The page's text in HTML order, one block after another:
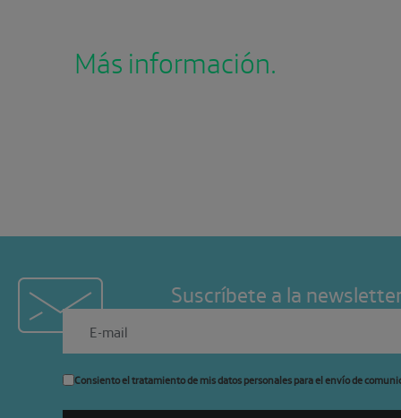
Más información.
Suscríbete a la
Consiento el tratamiento de mis datos personales para el envío de